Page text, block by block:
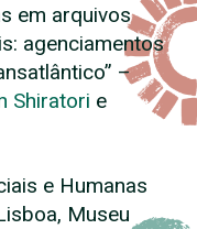
em arquivos
agenciamentos
–
Shiratori e
e Humanas
Museu